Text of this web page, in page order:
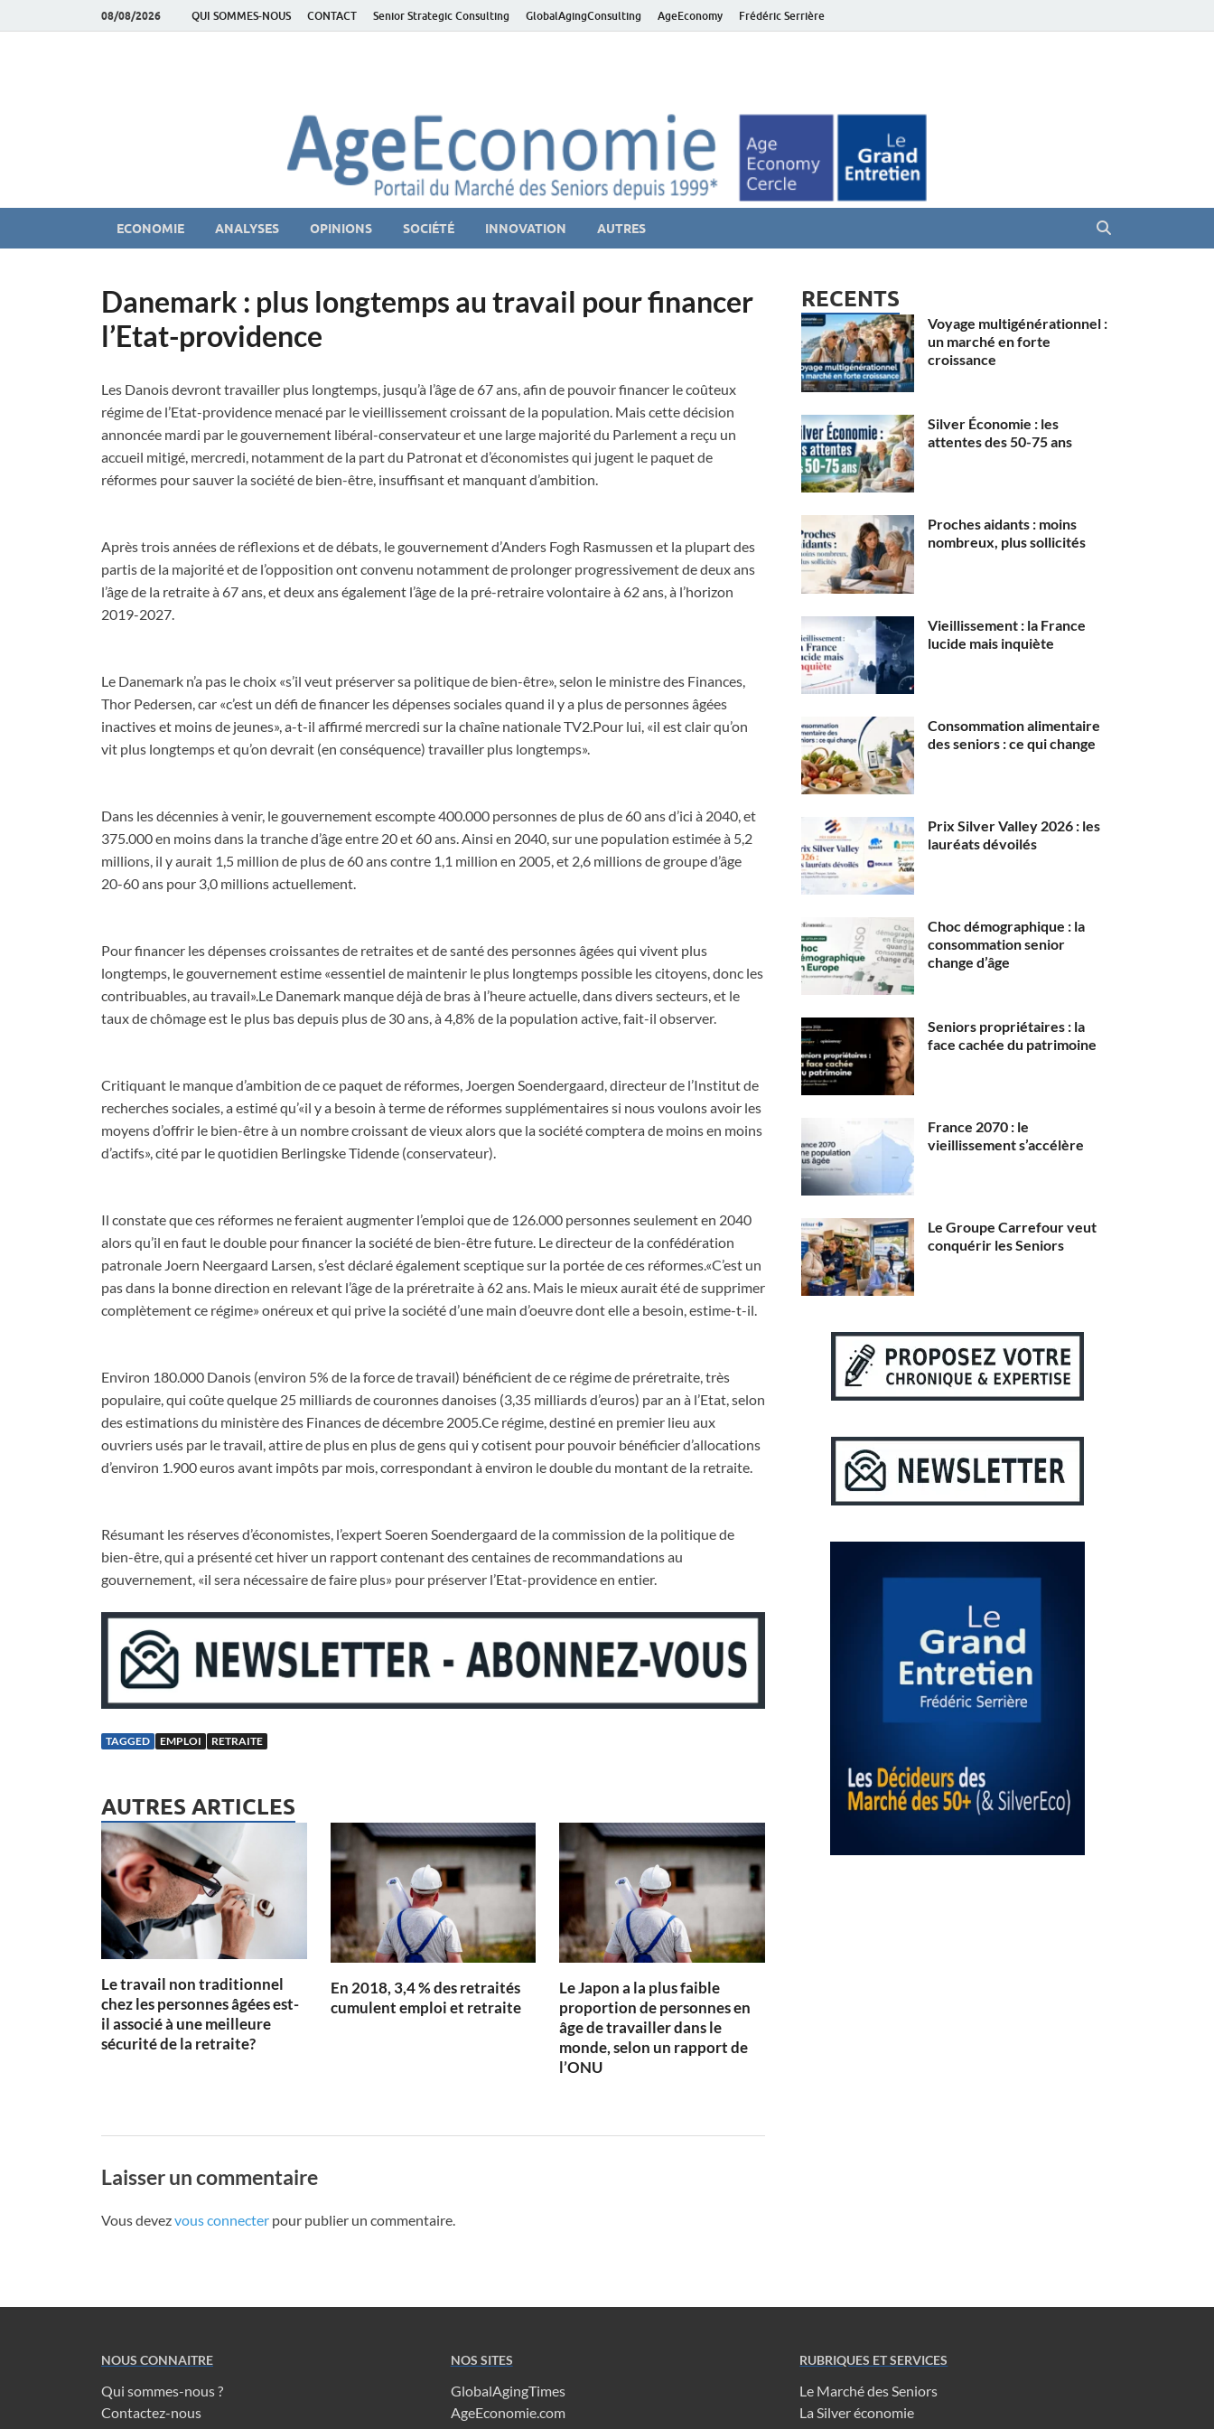
08/08/2026 QUI SOMMES-NOUS CONTACT Senior Strategic Consulting GlobalAgingConsulting AgeEconomy Frédéric Serrière
ECONOMIE ANALYSES OPINIONS SOCIÉTÉ INNOVATION AUTRES
Danemark : plus longtemps au travail pour financer
l’Etat-providence
Les Danois devront travailler plus longtemps, jusqu’à l’âge de 67 ans, afin de pouvoir financer le coûteux
régime de l’Etat-providence menacé par le vieillissement croissant de la population. Mais cette décision
annoncée mardi par le gouvernement libéral-conservateur et une large majorité du Parlement a reçu un
accueil mitigé, mercredi, notamment de la part du Patronat et d’économistes qui jugent le paquet de
réformes pour sauver la société de bien-être, insuffisant et manquant d’ambition.
Après trois années de réflexions et de débats, le gouvernement d’Anders Fogh Rasmussen et la plupart des
partis de la majorité et de l’opposition ont convenu notamment de prolonger progressivement de deux ans
l’âge de la retraite à 67 ans, et deux ans également l’âge de la pré-retraire volontaire à 62 ans, à l’horizon
2019-2027.
Le Danemark n’a pas le choix «s’il veut préserver sa politique de bien-être», selon le ministre des Finances,
Thor Pedersen, car «c’est un défi de financer les dépenses sociales quand il y a plus de personnes âgées
inactives et moins de jeunes», a-t-il affirmé mercredi sur la chaîne nationale TV2.Pour lui, «il est clair qu’on
vit plus longtemps et qu’on devrait (en conséquence) travailler plus longtemps».
Dans les décennies à venir, le gouvernement escompte 400.000 personnes de plus de 60 ans d’ici à 2040, et
375.000 en moins dans la tranche d’âge entre 20 et 60 ans. Ainsi en 2040, sur une population estimée à 5,2
millions, il y aurait 1,5 million de plus de 60 ans contre 1,1 million en 2005, et 2,6 millions de groupe d’âge
20-60 ans pour 3,0 millions actuellement.
Pour financer les dépenses croissantes de retraites et de santé des personnes âgées qui vivent plus
longtemps, le gouvernement estime «essentiel de maintenir le plus longtemps possible les citoyens, donc les
contribuables, au travail».Le Danemark manque déjà de bras à l’heure actuelle, dans divers secteurs, et le
taux de chômage est le plus bas depuis plus de 30 ans, à 4,8% de la population active, fait-il observer.
Critiquant le manque d’ambition de ce paquet de réformes, Joergen Soendergaard, directeur de l’Institut de
recherches sociales, a estimé qu’«il y a besoin à terme de réformes supplémentaires si nous voulons avoir les
moyens d’offrir le bien-être à un nombre croissant de vieux alors que la société comptera de moins en moins
d’actifs», cité par le quotidien Berlingske Tidende (conservateur).
Il constate que ces réformes ne feraient augmenter l’emploi que de 126.000 personnes seulement en 2040
alors qu’il en faut le double pour financer la société de bien-être future. Le directeur de la confédération
patronale Joern Neergaard Larsen, s’est déclaré également sceptique sur la portée de ces réformes.«C’est un
pas dans la bonne direction en relevant l’âge de la préretraite à 62 ans. Mais le mieux aurait été de supprimer
complètement ce régime» onéreux et qui prive la société d’une main d’oeuvre dont elle a besoin, estime-t-il.
Environ 180.000 Danois (environ 5% de la force de travail) bénéficient de ce régime de préretraite, très
populaire, qui coûte quelque 25 milliards de couronnes danoises (3,35 milliards d’euros) par an à l’Etat, selon
des estimations du ministère des Finances de décembre 2005.Ce régime, destiné en premier lieu aux
ouvriers usés par le travail, attire de plus en plus de gens qui y cotisent pour pouvoir bénéficier d’allocations
d’environ 1.900 euros avant impôts par mois, correspondant à environ le double du montant de la retraite.
Résumant les réserves d’économistes, l’expert Soeren Soendergaard de la commission de la politique de
bien-être, qui a présenté cet hiver un rapport contenant des centaines de recommandations au
gouvernement, «il sera nécessaire de faire plus» pour préserver l’Etat-providence en entier.
TAGGED EMPLOI RETRAITE
AUTRES ARTICLES
Le travail non traditionnel
chez les personnes âgées est-
il associé à une meilleure
sécurité de la retraite?
En 2018, 3,4 % des retraités
cumulent emploi et retraite
Le Japon a la plus faible
proportion de personnes en
âge de travailler dans le
monde, selon un rapport de
l’ONU
Laisser un commentaire
Vous devezvous connecter pour publier un commentaire.
RECENTS
Voyage multigénérationnel :
un marché en forte
croissance
Silver Économie : les
attentes des 50-75 ans
Proches aidants : moins
nombreux, plus sollicités
Vieillissement : la France
lucide mais inquiète
Consommation alimentaire
des seniors : ce qui change
Prix Silver Valley 2026 : les
lauréats dévoilés
Choc démographique : la
consommation senior
change d’âge
Seniors propriétaires : la
face cachée du patrimoine
France 2070 : le
vieillissement s’accélère
Le Groupe Carrefour veut
conquérir les Seniors
NOUS CONNAITRE
Qui sommes-nous ?
Contactez-nous
NOS SITES
GlobalAgingTimes
AgeEconomie.com
RUBRIQUES ET SERVICES
Le Marché des Seniors
La Silver économie